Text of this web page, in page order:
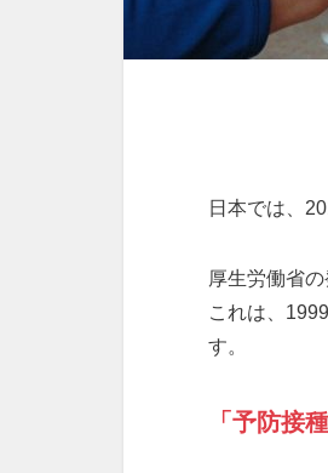
日本では、
厚生労働省
これは、
す。
「予防接